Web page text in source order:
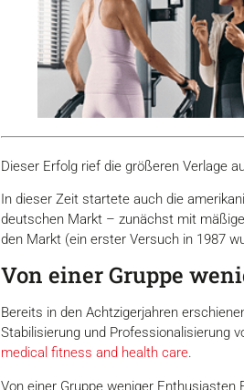
Dieser Erfolg rief die größeren Verlage
In dieser Zeit startete auch die
deutschen Markt – zunächst mit
den Markt (ein erster Versuch in 1987
Von einer Gruppe
Bereits in den Achtzigerjahren
Stabilisierung und Professionalisierung
medical fitness and health care.
Von einer Gruppe weniger